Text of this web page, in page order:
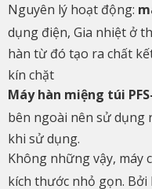
Nguyên lý hoạt động:
dụng điện, Gia nhiệt ở
hàn từ đó tạo ra chất
kín chặt
Máy hàn miệng túi
bên ngoài nên sử dụng
khi sử dụng.
Không những vậy, máy
kích thước nhỏ gọn. Bởi